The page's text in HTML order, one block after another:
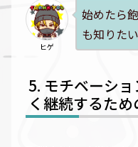
ヒゲ
始めたら
も知りた
モチベーシ
く継続するため